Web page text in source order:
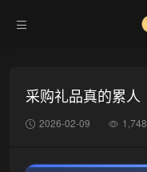
采购礼品真的累人
2026-02-09 1,748